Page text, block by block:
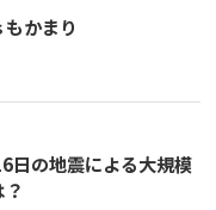
かまり
日の地震による大規模